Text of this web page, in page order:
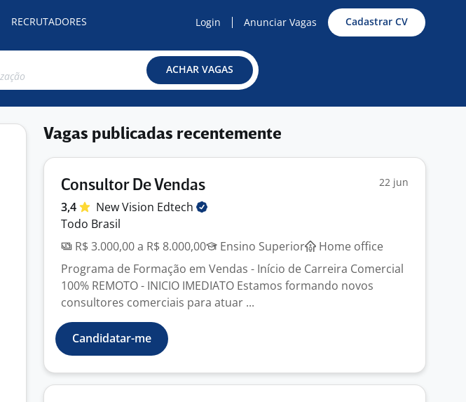
RECRUTADORES Login Anunciar Vagas Cadastrar CV
ACHAR VAGAS
Vagas publicadas recentemente
Consultor De Vendas 22 jun
3,4 New Vision Edtech
Todo Brasil
R$ 3.000,00 a R$ 8.000,00
Ensino Superior
Home office
Programa de Formação em Vendas - Início de Carreira Comercial
100% REMOTO - INICIO IMEDIATO Estamos formando novos
consultores comerciais para atuar ...
Candidatar-me